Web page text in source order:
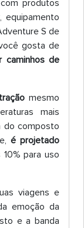
produtos
, equipamento
S de
gosta de
caminhos de
mesmo
mais
do composto
é projetado
para uso
viagens e
emoção da
e a banda